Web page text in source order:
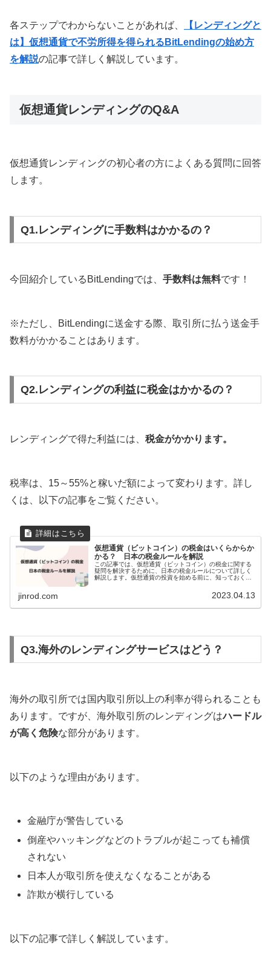
各ステップでわからないことがあれば、
【レンディングと
は】仮想通貨で不労所得を得られるBitLendingの始め方
を解説の記事で詳しく解説しています。
仮想通貨レンディングのQ&A
仮想通貨レンディングの初心者の方によくある質問に回答
します。
Q1.レンディングに手数料はかかるの？
今回紹介しているBitLendingでは、 手数料は無料です！
※ただし、BitLendingに送金する際、取引所に払う送金手
数料がかかることはあります。
Q2.レンディングの利益に税金はかかるの？
レンディングで得た利益には、 税金がかかります。
税率は、15～55%と稼いだ額によって変わります。詳し
くは、以下の記事をご覧ください。
仮想通貨（ビットコイン）の税金はいくらからか
かる？ 日本の税金ルールを解説
この記事では、仮想通貨（ビットコイン）の税金に関する
疑問を解決するために、日本の税金ルールについて詳しく
解説します。仮想通貨の投資を始める前に、知っておく必
罰金を避けるために、初心者の方でも理解できるよう、専
門用語をできるだけ使わずに説明しています。
jinrod.com 2023.04.13
Q3.海外のレンディングサービスはどう？
海外の取引所では国内取引所以上の利率が得られることも
あります。ですが、海外取引所のレンディングはハードル
が高く危険な部分があります。
以下のような理由があります。
金融庁が警告している
倒産やハッキングなどのトラブルが起こっても補償
されない
日本人が取引所を使えなくなることがある
詐欺が横行している
以下の記事で詳しく解説しています。